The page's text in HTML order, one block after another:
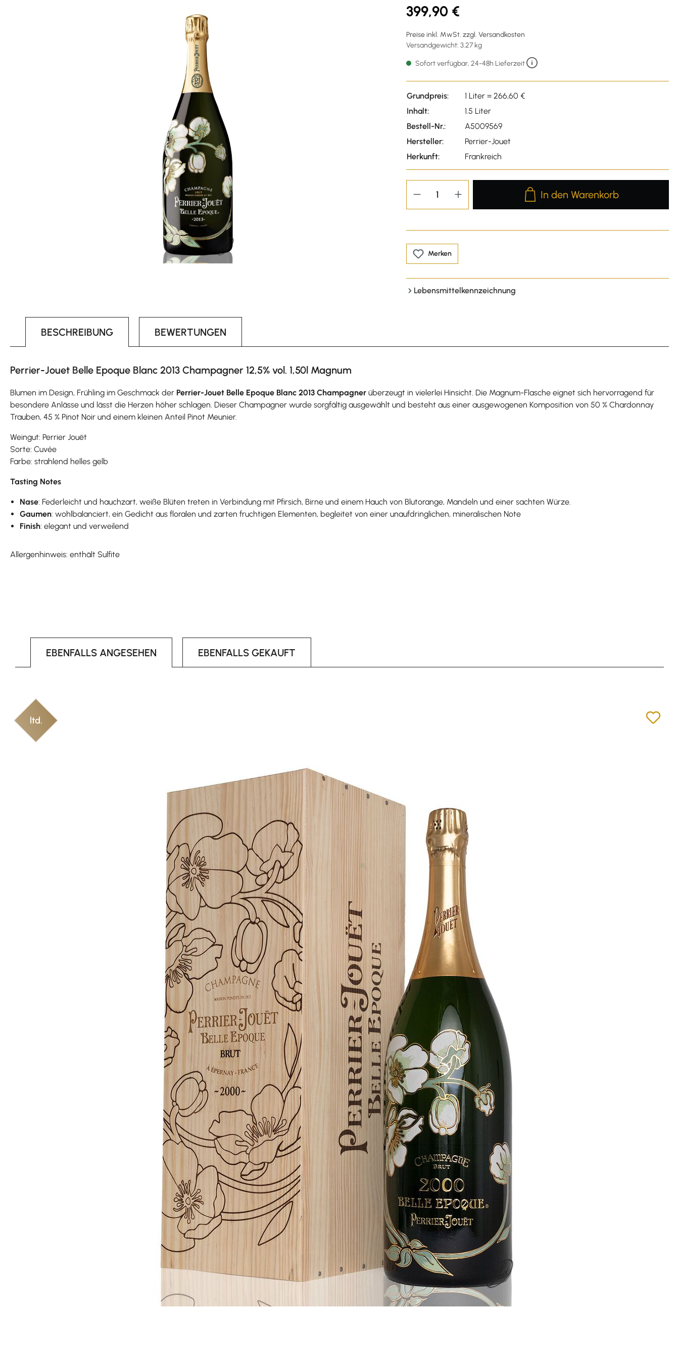
399,90 €
Preise inkl. MwSt. zzgl. Versandkosten
Versandgewicht: 3.27 kg
Sofort verfügbar, 24-48h Lieferzeit
Grundpreis:
1 Liter = 266,60 €
Inhalt:
1.5 Liter
Bestell-Nr.:
A5009569
Hersteller:
Perrier-Jouet
Herkunft:
Frankreich
Produkt Anzahl: Gib den
In den Warenkorb
Merken
Lebensmittelkennzeichnung
BESCHREIBUNG BEWERTUNGEN
Perrier-Jouet Belle Epoque Blanc 2013 Champagner 12,5% vol. 1,50l Magnum
Blumen im Design, Frühling im Geschmack der Perrier-Jouet Belle Epoque Blanc 2013 Champagner überzeugt in vielerlei Hinsicht. Die Magnum-Flasche eignet sich hervorragend für
besondere Anlässe und lässt die Herzen höher schlagen. Dieser Champagner wurde sorgfältig ausgewählt und besteht aus einer ausgewogenen Komposition von 50 % Chardonnay
Trauben, 45 % Pinot Noir und einem kleinen Anteil Pinot Meunier.
Weingut: Perrier Jouët
Sorte: Cuvée
Farbe: strahlend helles gelb
Tasting Notes
Nase: Federleicht und hauchzart, weiße Blüten treten in Verbindung mit Pfirsich, Birne und einem Hauch von Blutorange, Mandeln und einer sachten Würze.
Gaumen: wohlbalanciert, ein Gedicht aus floralen und zarten fruchtigen Elementen, begleitet von einer unaufdringlichen, mineralischen Note
Finish: elegant und verweilend
Allergenhinweis: enthält Sulfite
EBENFALLS ANGESEHEN EBENFALLS GEKAUFT
ltd.